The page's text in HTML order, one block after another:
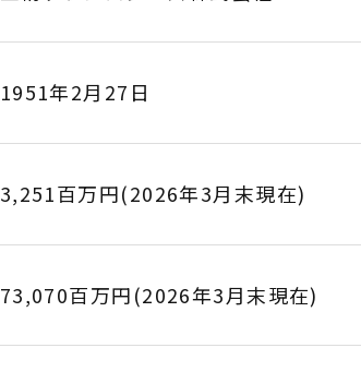
1951年2月27日
3,251百万円(2026年3月末現在)
73,070百万円(2026年3月末現在)